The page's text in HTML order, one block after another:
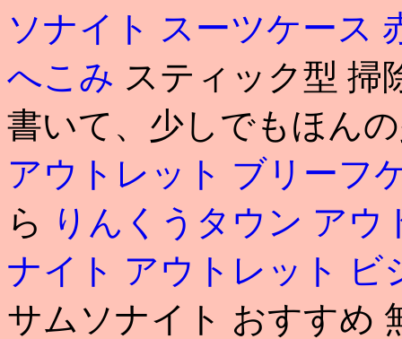
ソナイト スーツケース
へこみ スティック型 掃
書いて、少しでもほん
アウトレット ブリーフ
ら りんくうタウン ア
ナイト アウトレット
サムソナイト おすすめ